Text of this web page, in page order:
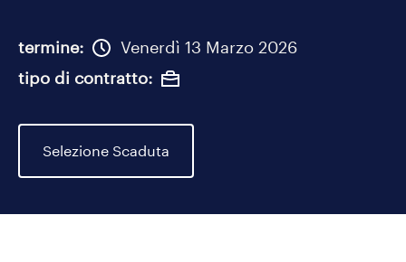
termine
Venerdì 13 Marzo 2026
tipo di contratto
Selezione Scaduta